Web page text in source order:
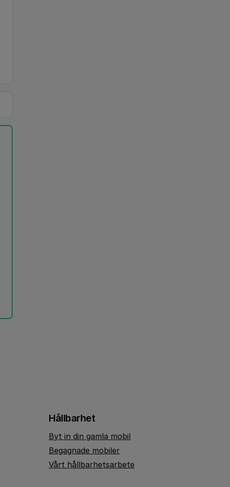
Hållbarhet
Byt in din gamla mobil
Begagnade mobiler
Vårt hållbarhetsarbete